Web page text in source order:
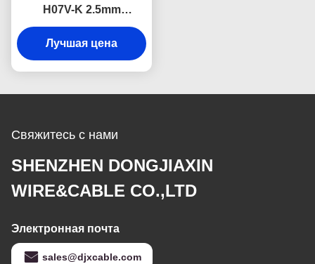
H07V-K 2.5mm
твердый/, который
сел на мель медный
промышленный
Лучшая цена
Свяжитесь с нами
SHENZHEN DONGJIAXIN
WIRE&CABLE CO.,LTD
Электронная почта
sales@djxcable.com